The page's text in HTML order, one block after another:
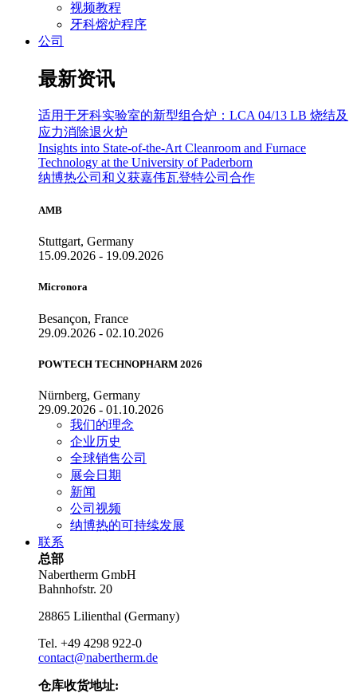
视频教程
牙科熔炉程序
公司
最新资讯
适用于牙科实验室的新型组合炉：LCA 04/13 LB 烧结及
应力消除退火炉
Insights into State-of-the-Art Cleanroom and Furnace
Technology at the University of Paderborn
纳博热公司和义获嘉伟瓦登特公司合作
AMB
Stuttgart, Germany
15.09.2026 - 19.09.2026
Micronora
Besançon, France
29.09.2026 - 02.10.2026
POWTECH TECHNOPHARM 2026
Nürnberg, Germany
29.09.2026 - 01.10.2026
我们的理念
企业历史
全球销售公司
展会日期
新闻
公司视频
纳博热的可持续发展
联系
总部
Nabertherm GmbH
Bahnhofstr. 20
28865 Lilienthal (Germany)
Tel. +49 4298 922-0
contact@nabertherm.de
仓库收货地址: